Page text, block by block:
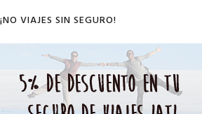
¡NO VIAJES SIN SEGURO!